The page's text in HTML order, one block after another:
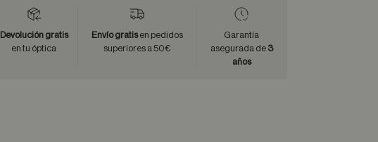
Devolución gratis
en tu óptica
Envío gratisen pedidos
superiores a 50€
Garantía
asegurada de 3
años